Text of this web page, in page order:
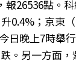
26536點。
0.4%；京東
日晚上7時舉
。另一方面